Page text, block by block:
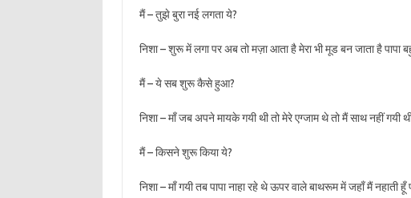
मैं – तुझे बुरा नई लगता ये?
निशा – शुरू में लगा पर अब तो मज़ा आता है मेरा भी मूड बन जाता है पापा
मैं – ये सब शुरू कैसे हुआ?
निशा – माँ जब अपने मायके गयी थी तो मेरे एग्जाम थे तो मैं साथ नहीं
मैं – किसने शुरू किया ये?
निशा – माँ गयी तब पापा नाहा रहे थे ऊपर वाले बाथरूम में जहाँ मैं